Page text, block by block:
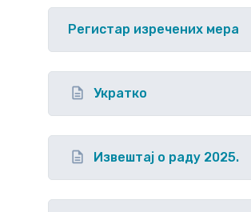
Регистар изречених мера
Укратко
Извештај о раду 2025.